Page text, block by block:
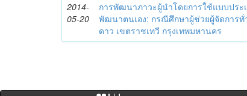
2014-
05-20
การพัฒนาภาวะผู้นำโดยการใช้แบบปร
พัฒนาตนเอง: กรณีศึกษาผู้ช่วยผู้จัดการทั่
ดาว เขตราชเทวี กรุงเทพมหานคร